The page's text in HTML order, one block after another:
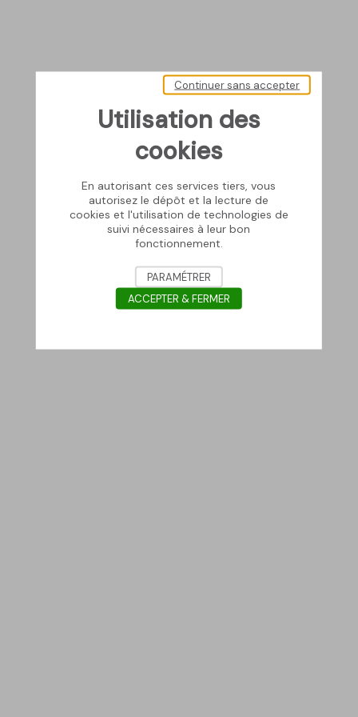
Utilisation des
cookies
En autorisant ces services tiers, vous
autorisez le dépôt et la lecture de
cookies et l'utilisation de technologies de
suivi nécessaires à leur bon
fonctionnement.
Continuer sans accepter
PARAMÉTRER
ACCEPTER & FERMER